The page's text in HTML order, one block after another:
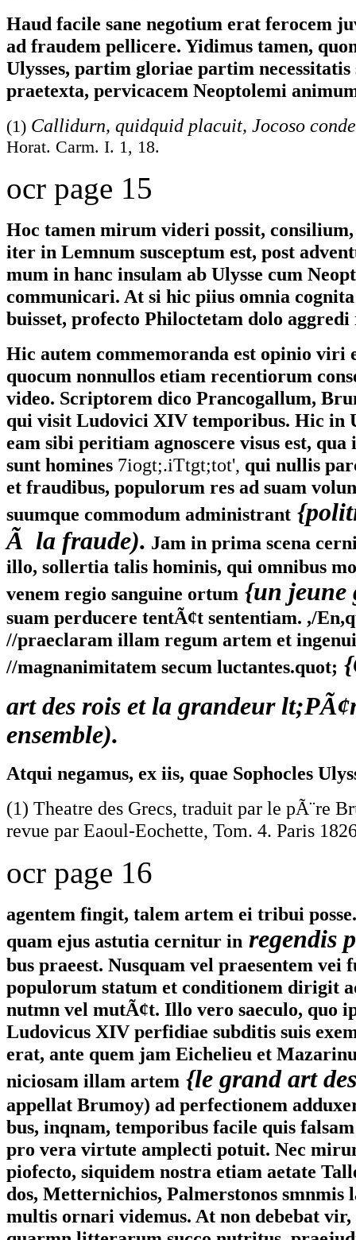
Haud facile sane negotium erat ferocem
ad fraudem pellicere. Yidimus tamen,
Ulysses, partim gloriae partim necessitatis
praetexta, pervicacem Neoptolemi
(1) Callidurn, quidquid placuit, Jocoso
Horat. Carm. I. 1, 18.
ocr page 15
Hoc tamen mirum videri possit,
iter in Lemnum susceptum est, post
mum in hanc insulam ab Ulysse cum
communicari. At si hic piius omnia
buisset, profecto Philoctetam dolo aggredi
Hic autem commemoranda est opinio viri
quocum nonnullos etiam recentiorum
video. Scriptorem dico Prancogallum,
qui visit Ludovici XIV temporibus. Hic in
eam sibi peritiam agnoscere visus est, qua
sunt homines 7iogt;.iTtgt;tot', qui nullis
et fraudibus, populorum res ad suam
suumque commodum administrant
Ã la fraude). Jam in prima scena
illo, sollertia talis hominis, qui omnibus
venem regio sanguine ortum {un jeune
suam perducere tentÃ¢t sententiam. ,/
//praeclaram illam regum artem et
//magnanimitatem secum luctantes.quot;
art des rois et la grandeur
ensemble).
Atqui negamus, ex iis, quae Sophocles
(1) Theatre des Grecs, traduit par le pÃ¨re
revue par Eaoul-Eochette, Tom. 4. Paris
ocr page 16
agentem fingit, talem artem ei tribui
quam ejus astutia cernitur in regendis
bus praeest. Nusquam vel praesentem vei
populorum statum et conditionem dirigit
nutmn vel mutÃ¢t. Illo vero saeculo, quo
Ludovicus XIV perfidiae subditis suis
erat, ante quem jam Eichelieu et
niciosam illam artem {le grand art
appellat Brumoy) ad perfectionem
bus, inqnam, temporibus facile quis
pro vera virtute amplecti potuit. Nec
piofecto, siquidem nostra etiam aetate
dos, Metternichios, Palmerstonos smnmis
multis ornari videmus. At non debebat